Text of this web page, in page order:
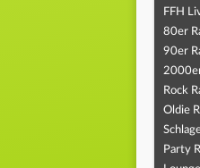
FFH
80er
90er
Rock
Oldie
Party